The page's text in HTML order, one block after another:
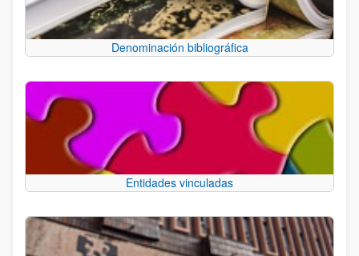
Denominación bibliográfica
Entidades vinculadas